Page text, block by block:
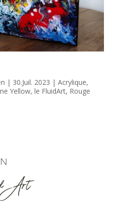
| 30.Juil. 2023 | Acrylique,
Yellow, le FluidArt, Rouge